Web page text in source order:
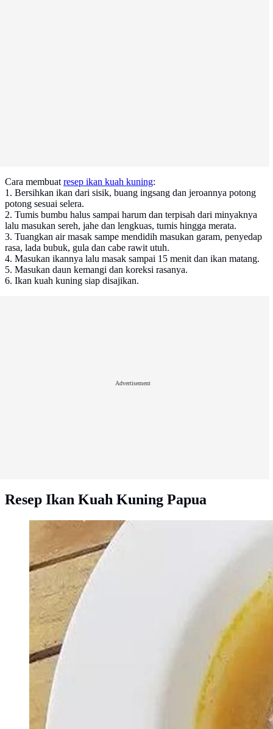
Cara membuat resep ikan kuah kuning:
1. Bersihkan ikan dari sisik, buang ingsang dan jeroannya potong
potong sesuai selera.
2. Tumis bumbu halus sampai harum dan terpisah dari minyaknya
lalu masukan sereh, jahe dan lengkuas, tumis hingga merata.
3. Tuangkan air masak sampe mendidih masukan garam, penyedap
rasa, lada bubuk, gula dan cabe rawit utuh.
4. Masukan ikannya lalu masak sampai 15 menit dan ikan matang.
5. Masukan daun kemangi dan koreksi rasanya.
6. Ikan kuah kuning siap disajikan.
Advertisement
Resep Ikan Kuah Kuning Papua